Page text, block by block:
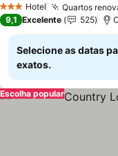
3 EstrelasHotel Quartos
9,1 Excelente 525
Selecione as datas
exatos.
Escolha popular